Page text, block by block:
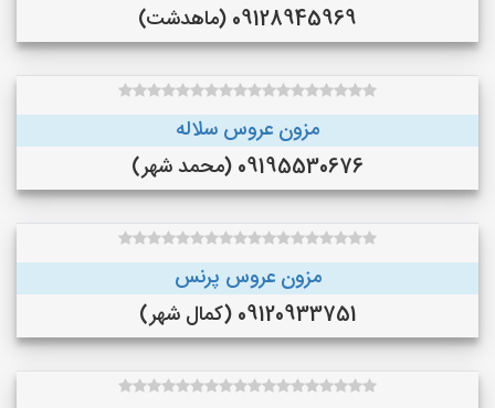
09128945969 (ماهدشت)
مزون عروس سلاله
09195530676 (محمد شهر)
مزون عروس پرنس
09120933751 (کمال شهر)